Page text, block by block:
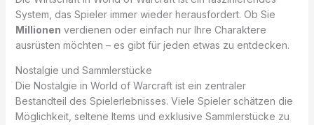
System, das Spieler immer wieder herausfordert. Ob Sie
Millionen verdienen oder einfach nur Ihre Charaktere
ausrüsten möchten – es gibt für jeden etwas zu entdecken.
Nostalgie und Sammlerstücke
Die Nostalgie in World of Warcraft ist ein zentraler
Bestandteil des Spielerlebnisses. Viele Spieler schätzen die
Möglichkeit, seltene Items und exklusive Sammlerstücke zu